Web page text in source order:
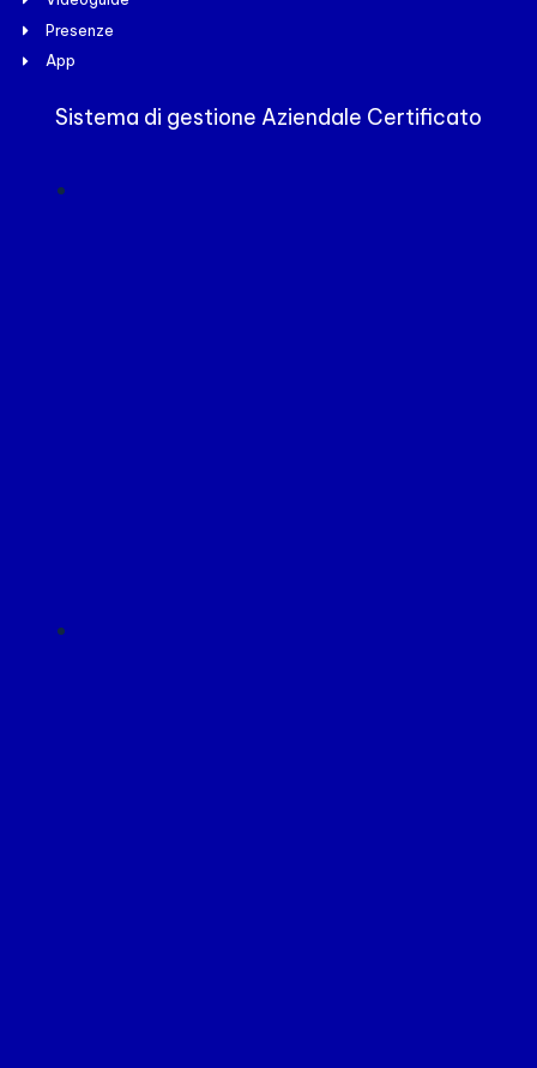
Presenze
App
Sistema di gestione Aziendale Certificato